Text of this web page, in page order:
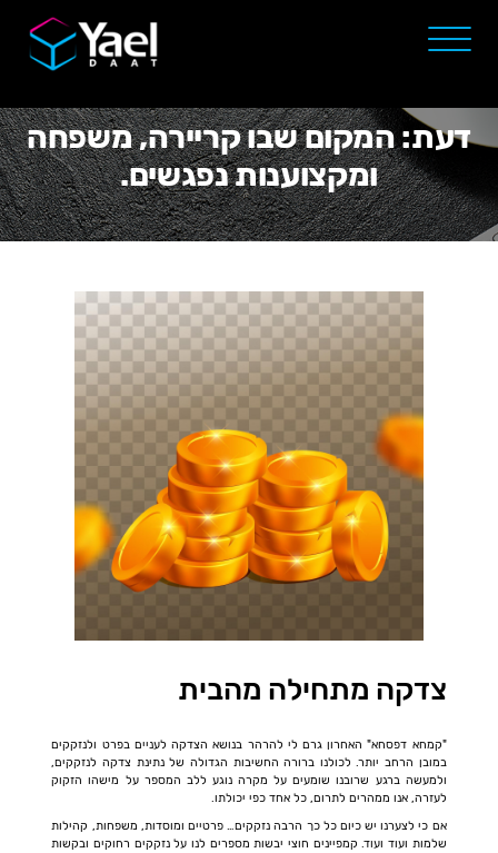
דעת: המקום שבו קריירה, משפחה
ומקצוענות נפגשים.
צדקה מתחילה מהבית
"קמחא דפסחא" האחרון גרם לי להרהר בנושא הצדקה לעניים בפרט ולנזקקים
במובן הרחב יותר. לכולנו ברורה החשיבות הגדולה של נתינת צדקה לנזקקים,
ולמעשה ברגע שרובנו שומעים על מקרה נוגע ללב המספר על מישהו הזקוק
לעזרה, אנו ממהרים לתרום, כל אחד כפי יכולתו.
אם כי לצערנו יש כיום כל כך הרבה נזקקים… פרטיים ומוסדות, משפחות, קהילות
שלמות ועוד ועוד. קמפיינים חוצי יבשות מספרים לנו על נזקקים רחוקים ובקשות